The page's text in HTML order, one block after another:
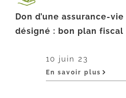
Don d’une assurance-
désigné : bon plan fiscal
10 juin 23
En savoir plus